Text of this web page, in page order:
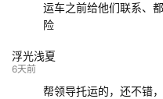
运车之前给他们联系、
险
浮光浅夏
6天前
帮领导托运的，还不错